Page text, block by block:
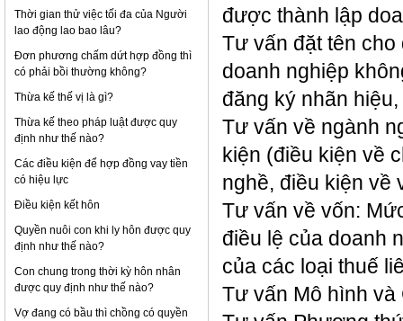
Thời gian thử việc tối đa của Người
lao động lao bao lâu?
Đơn phương chấm dứt hợp đồng thì
có phải bồi thường không?
Thừa kế thế vị là gì?
Thừa kế theo pháp luật được quy
định như thế nào?
Các điều kiện để hợp đồng vay tiền
có hiệu lực
Điều kiện kết hôn
Quyền nuôi con khi ly hôn được quy
định như thế nào?
Con chung trong thời kỳ hôn nhân
được quy định như thế nào?
Vợ đang có bầu thì chồng có quyền
được thành lập
Tư vấn đặt tên
doanh nghiệp
đăng ký nhãn
Tư vấn về ngành
kiện (điều kiện về
nghề, điều kiện về
Tư vấn về vốn:
điều lệ của doanh
của các loại thuế
Tư vấn Mô hình